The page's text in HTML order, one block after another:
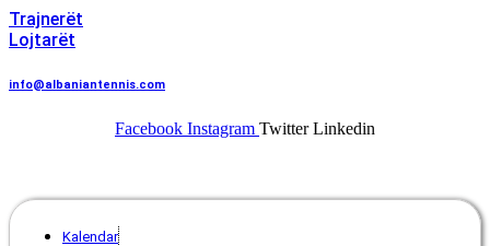
Trajnerët
Lojtarët
info@albaniantennis.com
Facebook Instagram Twitter Linkedin
Kalendar